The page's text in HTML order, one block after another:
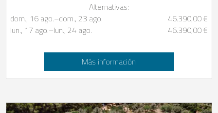
Alternativas:
dom., 16 ago.–dom., 23 ago.
46.390,00 €
lun., 17 ago.–lun., 24 ago. 46.390,00 €
Más información